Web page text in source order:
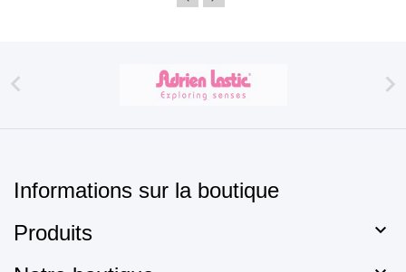
 
Informations sur la boutique
Produits
